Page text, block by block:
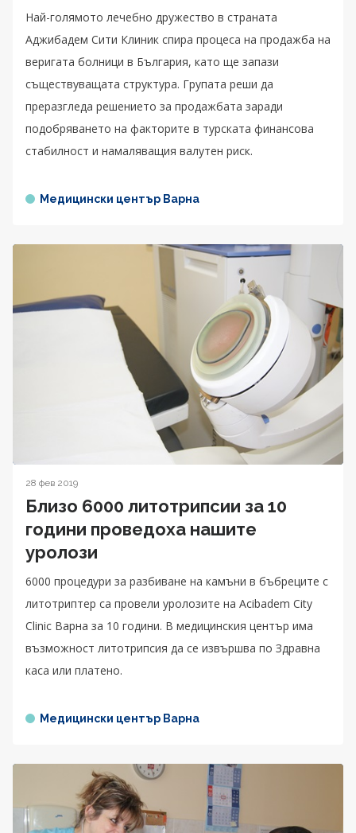
Най-голямото лечебно дружество в страната
Аджибадем Сити Клиник спира процеса на продажба на
веригата болници в България, като ще запази
съществуващата структура. Групата реши да
преразгледа решението за продажбата заради
подобряването на факторите в турската финансова
стабилност и намаляващия валутен риск.
Медицински център Варна
28 фев 2019
Близо 6000 литотрипсии за 10
години проведоха нашите
уролози
6000 процедури за разбиване на камъни в бъбреците с
литотриптер са провели уролозите на Acibadem City
Clinic Варна за 10 години. В медицинския център има
възможност литотрипсия да се извършва по Здравна
каса или платено.
Медицински център Варна